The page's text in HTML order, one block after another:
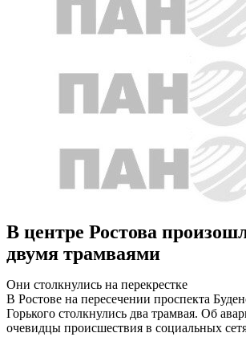
В центре Ростова
двумя трамваями
Они столкнулись на перекрестке
В Ростове на пересечении проспекта
Горького столкнулись два трамвая. Об
очевидцы происшествия в социальных